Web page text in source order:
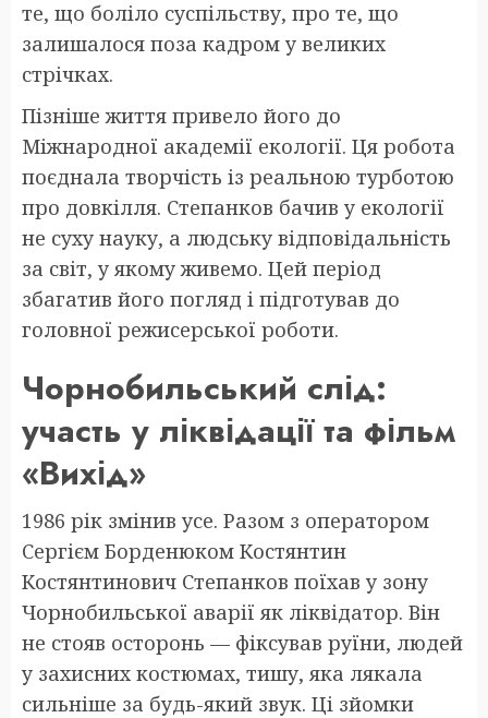
те, що боліло суспільству, про те, що
залишалося поза кадром у великих
стрічках.
Пізніше життя привело його до
Міжнародної академії екології. Ця робота
поєднала творчість із реальною турботою
про довкілля. Степанков бачив у екології
не суху науку, а людську відповідальність
за світ, у якому живемо. Цей період
збагатив його погляд і підготував до
головної режисерської роботи.
Чорнобильський слід:
участь у ліквідації та фільм
«Вихід»
1986 рік змінив усе. Разом з оператором
Сергієм Борденюком Костянтин
Костянтинович Степанков поїхав у зону
Чорнобильської аварії як ліквідатор. Він
не стояв осторонь — фіксував руїни, людей
у захисних костюмах, тишу, яка лякала
сильніше за будь-який звук. Ці зйомки